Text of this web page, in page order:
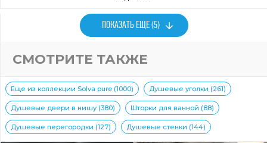
ПОКАЗАТЬ ЕЩЕ (5)
СМОТРИТЕ ТАКЖЕ
Еще из коллекции Solva pure (1000) Душевые уголки (261)
Душевые двери в нишу (380) Шторки для ванной (88)
Душевые перегородки (127) Душевые стенки (144)